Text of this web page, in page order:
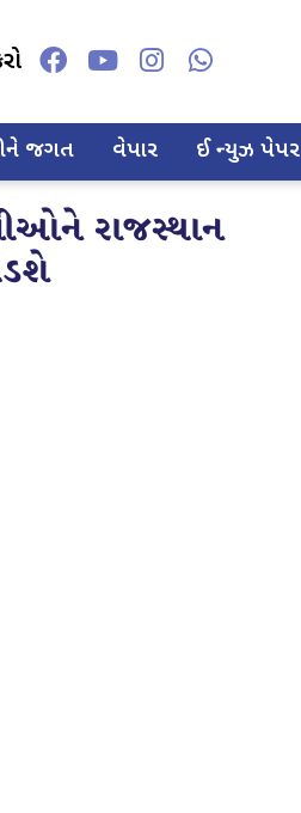
જગત વેપાર ઈ ન્યુઝ પેપર
રાજસ્થાન